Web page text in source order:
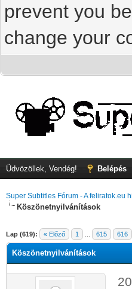
prevent you
change your
Üdvözöllek, Vendég! Belépés
Super Subtitles Fórum - A feliratok.eu
Köszönetnyilvánítások
Lap (619): « Előző 1 615 616
Köszönetnyilvánítások